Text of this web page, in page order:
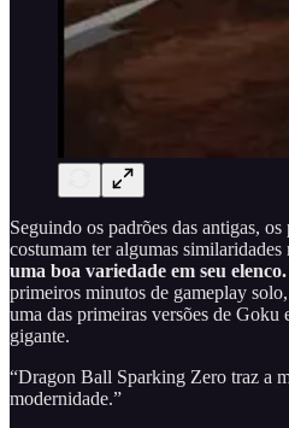
Seguindo os padrões das antigas,
costumam ter algumas similaridades
uma boa variedade em seu elenco.
primeiros minutos de gameplay
uma das primeiras versões de Goku
gigante.
“Dragon Ball Sparking Zero traz a
modernidade.”